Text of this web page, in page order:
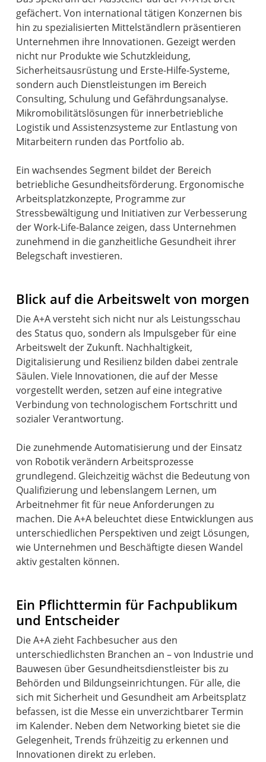
gefächert. Von international tätigen Konzernen bis
hin zu spezialisierten Mittelständlern präsentieren
Unternehmen ihre Innovationen. Gezeigt werden
nicht nur Produkte wie Schutzkleidung,
Sicherheitsausrüstung und Erste-Hilfe-Systeme,
sondern auch Dienstleistungen im Bereich
Consulting, Schulung und Gefährdungsanalyse.
Mikromobilitätslösungen für innerbetriebliche
Logistik und Assistenzsysteme zur Entlastung von
Mitarbeitern runden das Portfolio ab.
Ein wachsendes Segment bildet der Bereich
betriebliche Gesundheitsförderung. Ergonomische
Arbeitsplatzkonzepte, Programme zur
Stressbewältigung und Initiativen zur Verbesserung
der Work-Life-Balance zeigen, dass Unternehmen
zunehmend in die ganzheitliche Gesundheit ihrer
Belegschaft investieren.
Blick auf die Arbeitswelt von morgen
Die A+A versteht sich nicht nur als Leistungsschau
des Status quo, sondern als Impulsgeber für eine
Arbeitswelt der Zukunft. Nachhaltigkeit,
Digitalisierung und Resilienz bilden dabei zentrale
Säulen. Viele Innovationen, die auf der Messe
vorgestellt werden, setzen auf eine integrative
Verbindung von technologischem Fortschritt und
sozialer Verantwortung.
Die zunehmende Automatisierung und der Einsatz
von Robotik verändern Arbeitsprozesse
grundlegend. Gleichzeitig wächst die Bedeutung von
Qualifizierung und lebenslangem Lernen, um
Arbeitnehmer fit für neue Anforderungen zu
machen. Die A+A beleuchtet diese Entwicklungen aus
unterschiedlichen Perspektiven und zeigt Lösungen,
wie Unternehmen und Beschäftigte diesen Wandel
aktiv gestalten können.
Ein Pflichttermin für Fachpublikum
und Entscheider
Die A+A zieht Fachbesucher aus den
unterschiedlichsten Branchen an – von Industrie und
Bauwesen über Gesundheitsdienstleister bis zu
Behörden und Bildungseinrichtungen. Für alle, die
sich mit Sicherheit und Gesundheit am Arbeitsplatz
befassen, ist die Messe ein unverzichtbarer Termin
im Kalender. Neben dem Networking bietet sie die
Gelegenheit, Trends frühzeitig zu erkennen und
Innovationen direkt zu erleben.